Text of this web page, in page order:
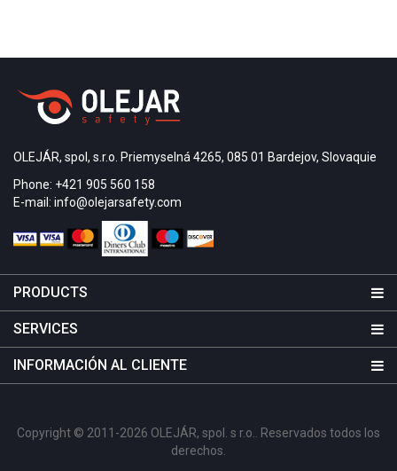
OLEJÁR, spol, s.r.o. Priemyselná 4265, 085 01 Bardejov, Slovaquie
Phone: +421 905 560 158
E-mail: info@olejarsafety.com
PRODUCTS
SERVICES
INFORMACIÓN AL CLIENTE
Copyright © 2011-2026 OLEJÁR, spol. s r.o.. Reservados todos los
derechos.